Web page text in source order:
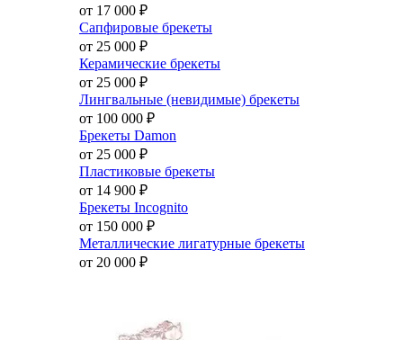
от 17 000 ₽
Сапфировые брекеты
от 25 000 ₽
Керамические брекеты
от 25 000 ₽
Лингвальные (невидимые) брекеты
от 100 000 ₽
Брекеты Damon
от 25 000 ₽
Пластиковые брекеты
от 14 900 ₽
Брекеты Incognito
от 150 000 ₽
Металлические лигатурные брекеты
от 20 000 ₽